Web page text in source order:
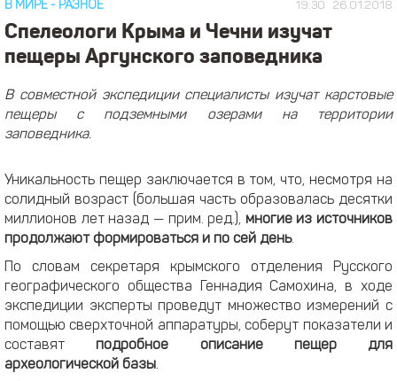
19:30 26.01.2018
В МИРЕ - РАЗНОЕ
Спелеологи Крыма и Чечни изучат
пещеры Аргунского заповедника
В совместной экспедиции специалисты изучат карстовые
пещеры с подземными озерами на территории
заповедника.
Уникальность пещер заключается в том, что, несмотря на
солидный возраст (большая часть образовалась десятки
миллионов лет назад — прим. ред.), многие из источников
продолжают формироваться и по сей день.
По словам секретаря крымского отделения Русского
географического общества Геннадия Самохина, в ходе
экспедиции эксперты проведут множество измерений с
помощью сверхточной аппаратуры, соберут показатели и
составят подробное описание пещер для
археологической базы.